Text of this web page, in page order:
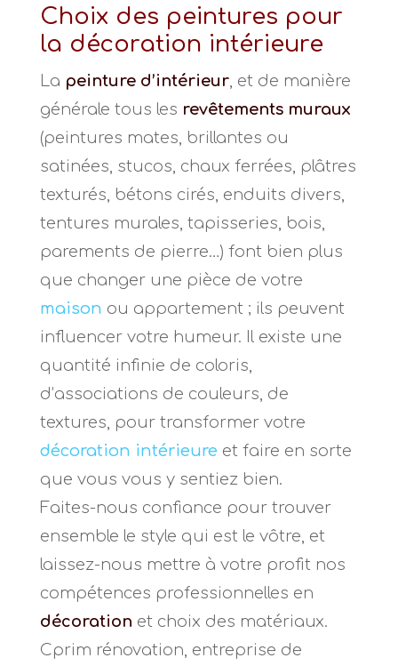
Choix des peintures pour
la décoration intérieure
La peinture d’intérieur, et de manière
générale tous les revêtements muraux
(peintures mates, brillantes ou
satinées, stucos, chaux ferrées, plâtres
texturés, bétons cirés, enduits divers,
tentures murales, tapisseries, bois,
parements de pierre…) font bien plus
que changer une pièce de votre
maison ou appartement ; ils peuvent
influencer votre humeur. Il existe une
quantité infinie de coloris,
d’associations de couleurs, de
textures, pour transformer votre
décoration intérieure et faire en sorte
que vous vous y sentiez bien.
Faites-nous confiance pour trouver
ensemble le style qui est le vôtre, et
laissez-nous mettre à votre profit nos
compétences professionnelles en
décoration et choix des matériaux.
Cprim rénovation, entreprise de